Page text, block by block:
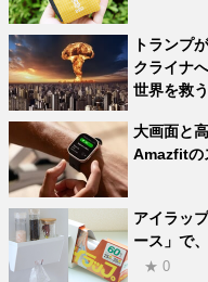
トランプ
クライナ
世界を救
大画面と
Amazfitの
アイラッ
ース」で
★ 0